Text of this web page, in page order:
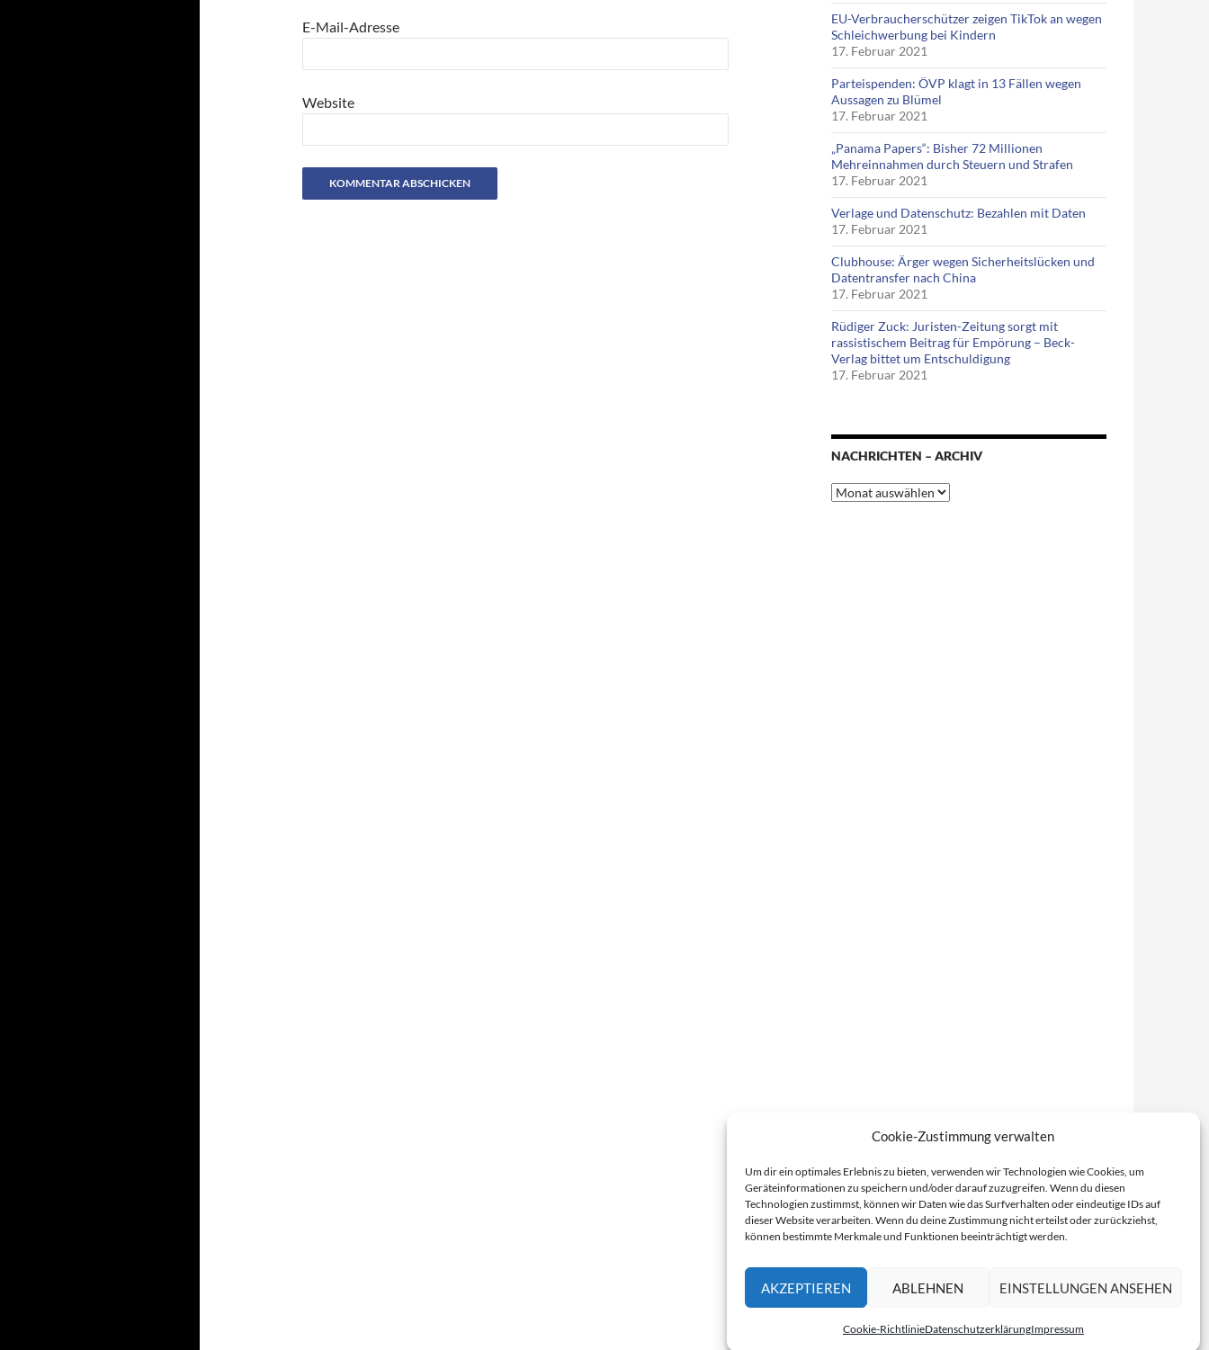
Cookie-Zustimmung verwalten
Um dir ein optimales Erlebnis zu bieten, verwenden wir Technologien wie Cookies, um
Geräteinformationen zu speichern und/oder darauf zuzugreifen. Wenn du diesen
Technologien zustimmst, können wir Daten wie das Surfverhalten oder eindeutige IDs auf
dieser Website verarbeiten. Wenn du deine Zustimmung nicht erteilst oder zurückziehst,
können bestimmte Merkmale und Funktionen beeinträchtigt werden.
AKZEPTIEREN ABLEHNEN EINSTELLUNGEN ANSEHEN
Cookie-RichtlinieDatenschutzerklärungImpressum
E-Mail-Adresse
Website
EU-Verbraucherschützer zeigen TikTok an wegen
Schleichwerbung bei Kindern
17. Februar 2021
Parteispenden: ÖVP klagt in 13 Fällen wegen
Aussagen zu Blümel
17. Februar 2021
„Panama Papers“: Bisher 72 Millionen
Mehreinnahmen durch Steuern und Strafen
17. Februar 2021
Verlage und Datenschutz: Bezahlen mit Daten
17. Februar 2021
Clubhouse: Ärger wegen Sicherheitslücken und
Datentransfer nach China
17. Februar 2021
Rüdiger Zuck: Juristen-Zeitung sorgt mit
rassistischem Beitrag für Empörung – Beck-
Verlag bittet um Entschuldigung
17. Februar 2021
NACHRICHTEN – ARCHIV
Nachrichten
–